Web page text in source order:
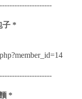
子 *
*